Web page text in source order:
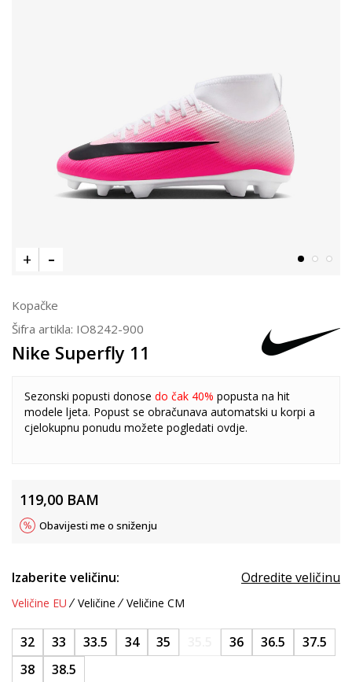
Kopačke
Šifra artikla: IO8242-900
Nike Superfly 11
Sezonski popusti donose do čak 40% popusta na hit
modele ljeta. Popust se obračunava automatski u korpi a
cjelokupnu ponudu možete pogledati ovdje.
119,00 BAM
Obavijesti me o sniženju
Izaberite veličinu: Odredite veličinu
Veličine EU Veličine Veličine CM
32 33 33.5 34 35 36 36.5
37.5
38
38.5